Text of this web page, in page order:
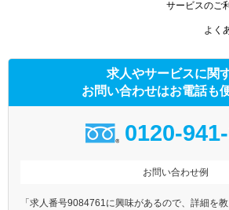
サービスのご
よく
求人やサービスに関
お問い合わせはお電話も
0120-
お問い合わせ例
「求人番号9084761に興味があるので、詳細を